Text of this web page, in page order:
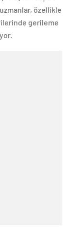
özellikle
gerileme